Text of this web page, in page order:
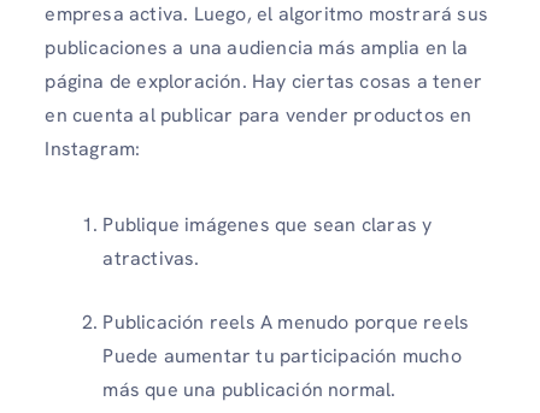
empresa activa. Luego, el algoritmo mostrará sus
publicaciones a una audiencia más amplia en la
página de exploración. Hay ciertas cosas a tener
en cuenta al publicar para vender productos en
Instagram:
Publique imágenes que sean claras y
atractivas.
Publicación reels A menudo porque reels
Puede aumentar tu participación mucho
más que una publicación normal.